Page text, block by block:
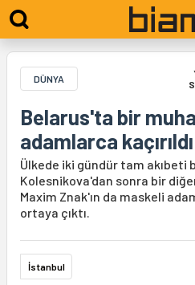
DÜNYA
Belarus'ta bir
adamlarca kaçırıldı
Ülkede iki gündür tam akıbeti
Kolesnikova'dan sonra bir
Maxim Znak'ın da maskeli
ortaya çıktı.
İstanbul